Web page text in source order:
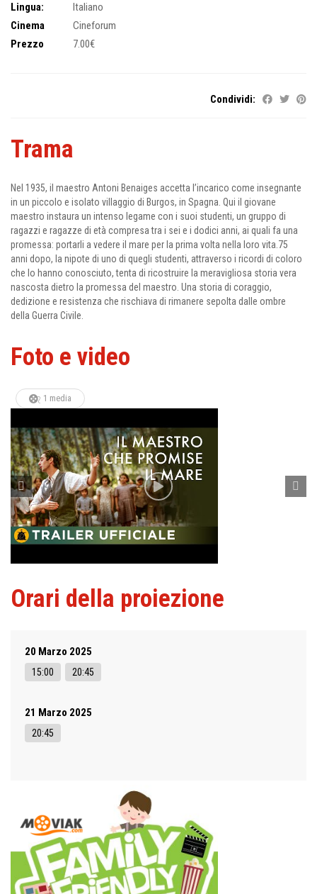
Lingua:
Italiano
Cinema
Cineforum
Prezzo
7.00€
Condividi:
Trama
Nel 1935, il maestro Antoni Benaiges accetta l’incarico come insegnante
in un piccolo e isolato villaggio di Burgos, in Spagna. Qui il giovane
maestro instaura un intenso legame con i suoi studenti, un gruppo di
ragazzi e ragazze di età compresa tra i sei e i dodici anni, ai quali fa una
promessa: portarli a vedere il mare per la prima volta nella loro vita.75
anni dopo, la nipote di uno di quegli studenti, attraverso i ricordi di coloro
che lo hanno conosciuto, tenta di ricostruire la meravigliosa storia vera
nascosta dietro la promessa del maestro. Una storia di coraggio,
dedizione e resistenza che rischiava di rimanere sepolta dalle ombre
della Guerra Civile.
Foto e video
1 media
Orari della proiezione
20 Marzo 2025
15:00 20:45
21 Marzo 2025
20:45